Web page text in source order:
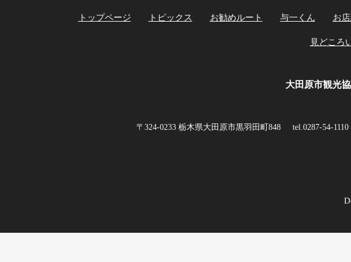
トップページ トピックス お勧めルート 与一くん お
見どころ
大田原市観光
〒324-0233 栃木県大田原市黒羽田町848 tel.0287-54-